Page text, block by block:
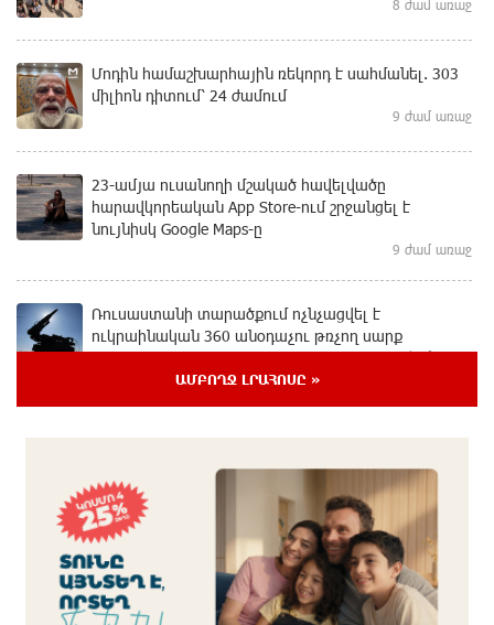
8 ժամ առաջ
Մոդին համաշխարհային ռեկորդ է սահմանել. 303
միլիոն դիտում՝ 24 ժամում
9 ժամ առաջ
23-ամյա ուսանողի մշակած հավելվածը
հարավկորեական App Store-ում շրջանցել է
նույնիսկ Google Maps-ը
9 ժամ առաջ
Ռուսաստանի տարածքում ոչնչացվել է
ուկրաինական 360 անօդաչու թռչող սարք
9 ժամ առաջ
10 ժամ առաջ
Ողբերգական դեպք՝ Երևանում․ Կիևյան կամրջի
տակ հայտնաբերվել է տղամարդու մարմին
10 ժամ առաջ
ԱՄԲՈՂՋ ԼՐԱՀՈՍԸ »